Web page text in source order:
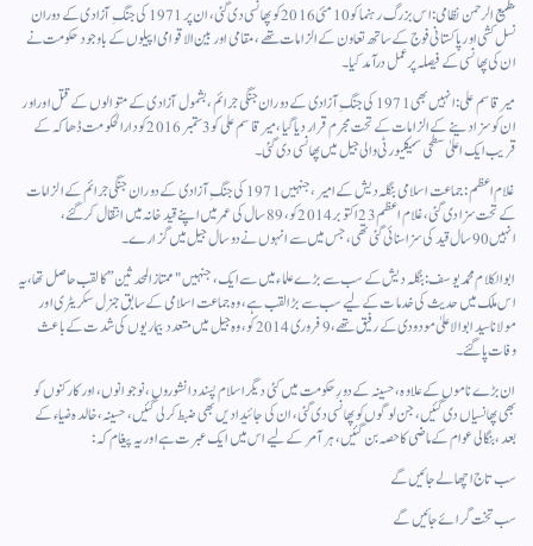
مطيع الرحمن نظامی: اس بزرگ رہنما کو 10 مئی 2016 کو پھانسی دی گئی، ان پر 1971 کی جنگِ آزادی کے دوران
نسل کشی اور پاکستانی فوج کے ساتھ تعاون کے الزامات تھے، مقامی اور بین الاقوامی اپیلوں کے باوجود حکومت نے
ان کی پھانسی کے فیصلہ پر عمل درآمد کیا۔
میر قاسم علی: انہیں بھی 1971 کی جنگِ آزادی کے دوران جنگی جرائم، بشمول آزادی کے متوالوں کے قتل اوراور
ان کو سزادینے کے الزامات کے تحت مجرم قرار دیا گیا، میر قاسم علی کو 3 ستمبر 2016 کو دارالحکومت ڈھاکہ کے
قریب ایک اعلیٰ سطحی سیکیورٹی والی جیل میں پھانسی دی گئی۔
غلام اعظم: جماعت اسلامی بنگلہ دیش کے امیر، جنہیں 1971 کی جنگِ آزادی کے دوران جنگی جرائم کے الزامات
کے تحت سزا دی گئی، غلام اعظم 23 اکتوبر 2014 کو، 89 سال کی عمر میں اپنے قید خانہ میں انتقال کر گئے،
انہیں 90 سال قید کی سزا سنائی گئی تھی، جس میں سے انہوں نے دو سال جیل میں گزارے۔
ابو الکلام محمد یوسف: بنگلہ دیش کے سب سے بڑے علماء میں سے ایک، جنہیں "ممتاز المحدثین” کا لقب حاصل تھا، یہ
اس ملک میں حدیث کی خدمات کے لیے سب سے بڑا لقب ہے، وہ جماعت اسلامی کے سابق جنرل سکریٹری اور
مولانا سید ابو الاعلیٰ مودودی کے رفیق تھے، 9 فروری 2014 کو، وہ جیل میں متعدد بیماریوں کی شدت کے باعث
وفات پا گئے۔
ان بڑے ناموں کے علاوہ، حسینہ کے دورِ حکومت میں کئی دیگراسلام پسند دانشوروں، نوجوانوں، اور کارکنوں کو
بھی پھانسیاں دی گئیں، جن لوگوں کو پھانسی دی گئی، ان کی جائیدادیں بھی ضبط کر لی گئیں، حسینہ، خالدہ ضیاء کے
بعد، بنگالی عوام کے ماضی کا حصہ بن گئیں، ہر آمر کے لیے اس میں ایک عبرت ہے اور یہ پیغام کہ:
سب تاج اچھالے جائیں گے
سب تخت گرائے جائیں گے